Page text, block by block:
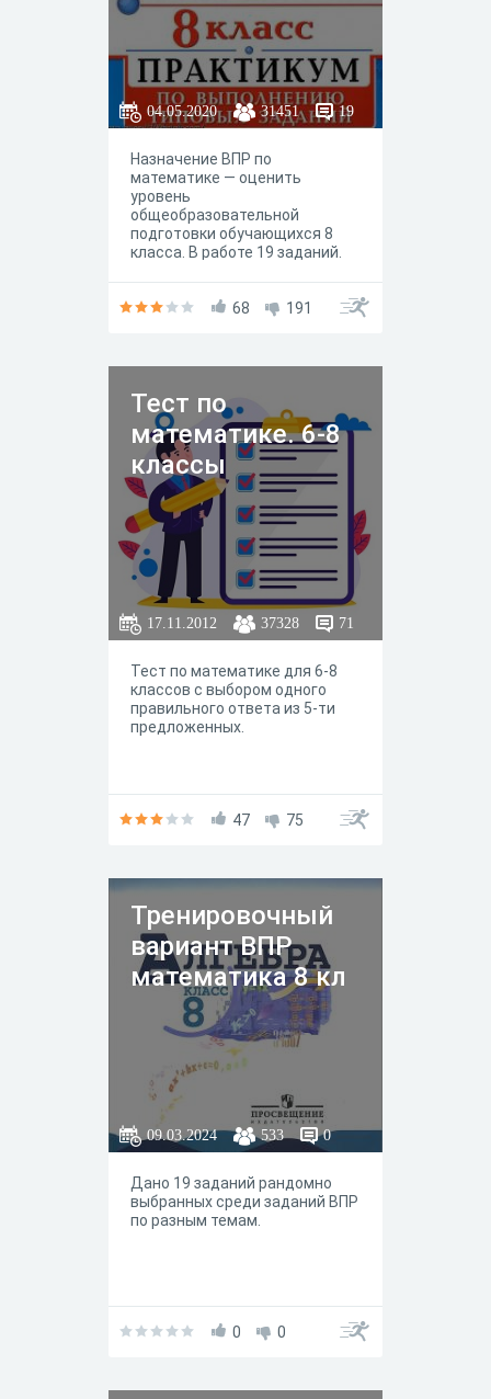
04.05.2020 31451 19
Назначение ВПР по
математике — оценить
уровень
общеобразовательной
подготовки обучающихся 8
класса. В работе 19 заданий.
Максимальное количество
68 191
Тест по
математике. 6-8
классы
17.11.2012 37328 71
Тест по математике для 6-8
классов с выбором одного
правильного ответа из 5-ти
предложенных.
47 75
Тренировочный
вариант ВПР
математика 8 кл
09.03.2024 533 0
Дано 19 заданий рандомно
выбранных среди заданий ВПР
по разным темам.
0 0